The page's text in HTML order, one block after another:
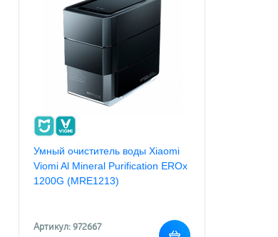
Умный очиститель воды Xiaomi
Viomi Al Mineral Purification EROx
1200G (MRE1213)
Артикул: 972667